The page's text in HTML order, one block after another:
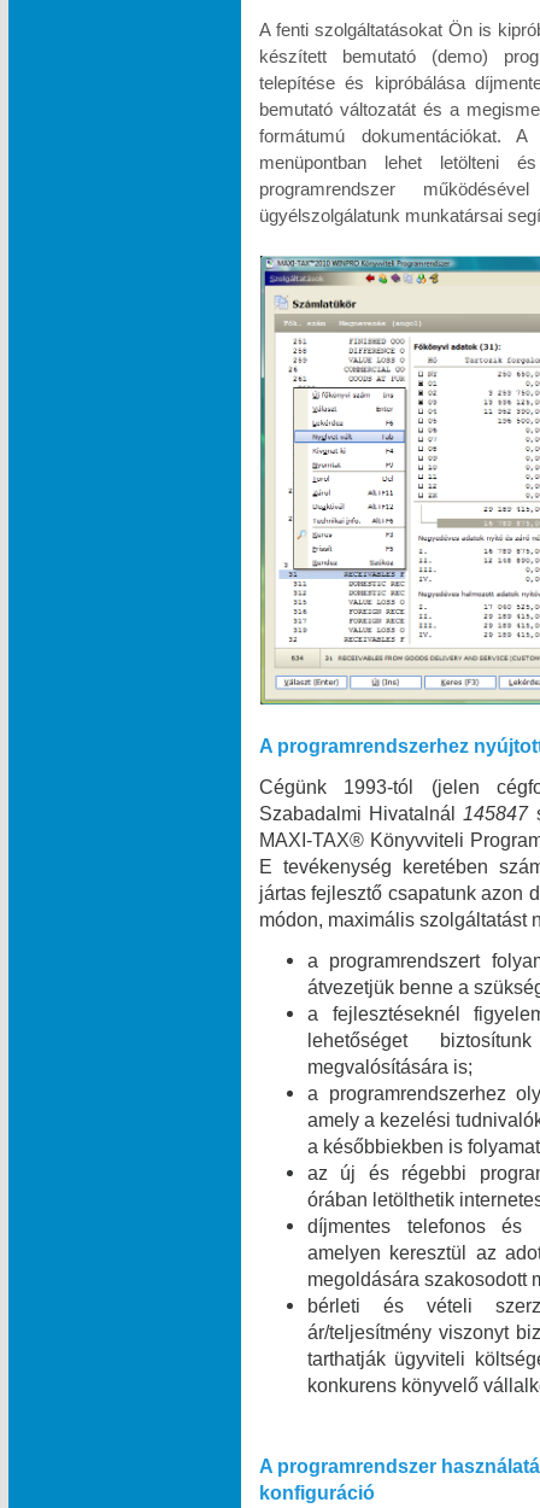
A fenti szolgáltatásokat Ön is
készített bemutató (demo)
telepítése és kipróbálása
bemutató változatát és a
formátumú dokumentációkat.
menüpontban lehet letölteni
programrendszer
ügyélszolgálatunk munkatársai
A programrendszerhez
Cégünk 1993-tól (jelen
Szabadalmi Hivatalnál 145847
MAXI‑TAX® Könyvviteli
E tevékenység keretében
jártas fejlesztő csapatunk azon
módon, maximális szolgáltatást
a programrendszert
átvezetjük benne a
a fejlesztéseknél
lehetőséget
megvalósítására is;
a programrendszerhez
amely a kezelési
a későbbiekben is
az új és régebbi
órában letölthetik
díjmentes telefonos és
amelyen keresztül az
megoldására szakosodott
bérleti és vételi
ár/teljesítmény viszonyt
tarthatják ügyviteli
konkurens könyvelő
A programrendszer
konfiguráció